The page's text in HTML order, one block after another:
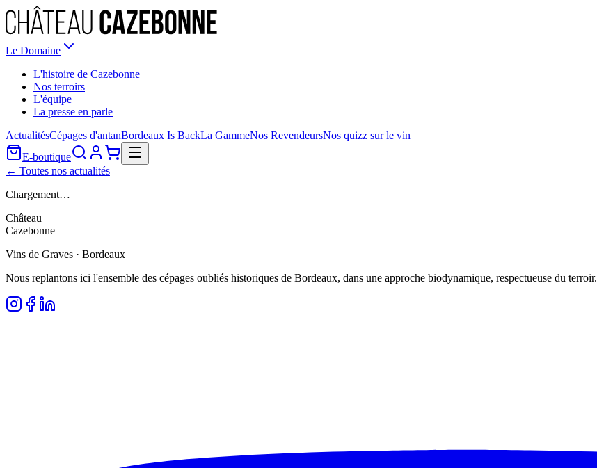
Le Domaine
L'histoire de Cazebonne
Nos terroirs
L'équipe
La presse en parle
ActualitésCépages d'antanBordeaux Is BackLa GammeNos RevendeursNos quizz sur le vin
E-boutique
← Toutes nos actualités
Chargement…
Château
Cazebonne
Vins de Graves · Bordeaux
Nous replantons ici l'ensemble des cépages oubliés historiques de Bordeaux, dans une approche biodynamique, respectueuse du terroir.